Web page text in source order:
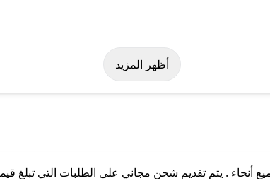
كود خصم بيوتي ستور. وفي حال عدم توفر الكوبون، تواصل
دعم صحصح عبر الرسائل الخاصة على تويتر أو البريد
أظهر المزيد
. يتم تقديم شحن مجاني على الطلبات التي تبلغ